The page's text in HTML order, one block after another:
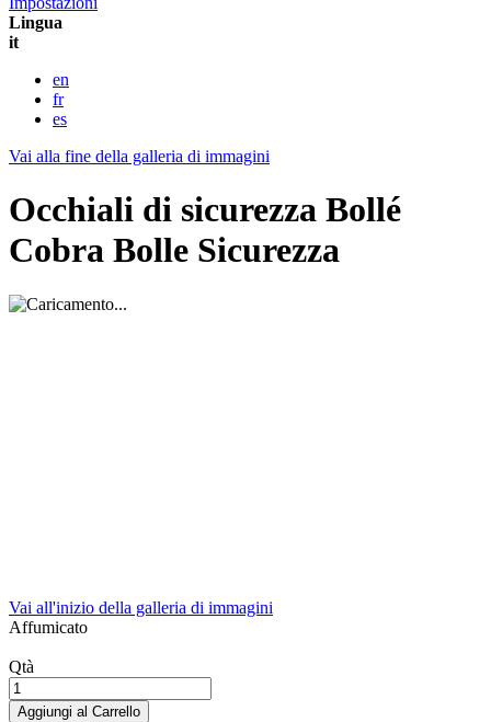
Lingua
it
en
fr
es
Vai alla fine della galleria di immagini
Occhiali di sicurezza Bollé
Cobra Bolle Sicurezza
Vai all'inizio della galleria di immagini
Affumicato
Qtà
Aggiungi al Carrello